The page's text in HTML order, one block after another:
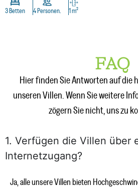
3 Betten 4 Personen. 1 m²
FAQ
Hier finden Sie Antworten auf die
unseren Villen. Wenn Sie weitere
zögern Sie nicht, uns zu
1. Verfügen die Villen über
Internetzugang?
Ja, alle unsere Villen bieten